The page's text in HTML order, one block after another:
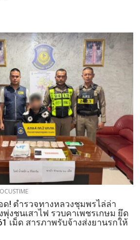
! ตำรวจทางหลวงชุมพรไล่ล่า
งชนเสาไฟ รวบคาเพชรเกษม ยึด
เม็ด สารภาพรับจ้างส่งยานรกให้